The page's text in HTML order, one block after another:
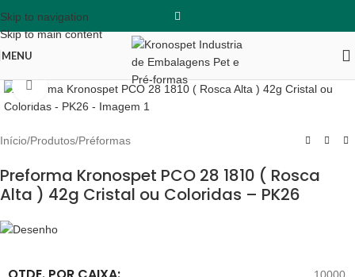
Skip to navigation
Skip to main content
MENU
Clique para ampliar
Início/Produtos/Préformas
Preforma Kronospet PCO 28 1810 ( Rosca
Alta ) 42g Cristal ou Coloridas – PK26